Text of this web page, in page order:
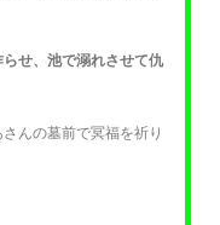
せ、池で溺れさせて仇
んの墓前で冥福を祈り